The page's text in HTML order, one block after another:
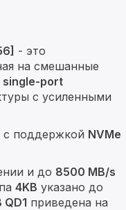
- это
на смешанные
single-port
с усиленными
с поддержкой NVMe
и до 8500 MB/s
4KB указано до
QD1 приведена на